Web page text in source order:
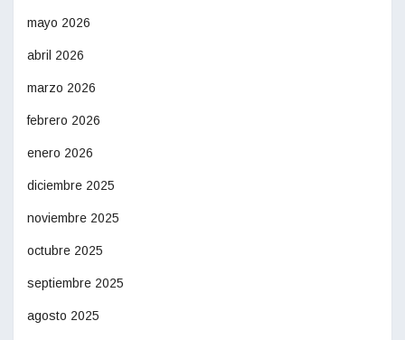
mayo 2026
abril 2026
marzo 2026
febrero 2026
enero 2026
diciembre 2025
noviembre 2025
octubre 2025
septiembre 2025
agosto 2025